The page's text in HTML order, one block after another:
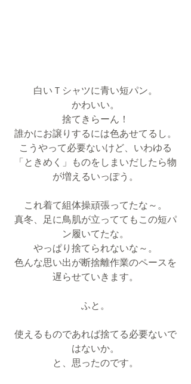
白いＴシャツに青い短パン。
かわいい。
捨てきらーん！
誰かにお譲りするには色あせてるし。
こうやって必要ないけど、いわゆる
「ときめく」ものをしまいだしたら物
が増えるいっぽう。
これ着て組体操頑張ってたな～。
真冬、足に鳥肌が立っててもこの短パ
ン履いてたな。
やっぱり捨てられないな～。
色んな思い出が断捨離作業のペースを
遅らせていきます。
ふと。
使えるものであれば捨てる必要ないで
はないか。
と、思ったのです。